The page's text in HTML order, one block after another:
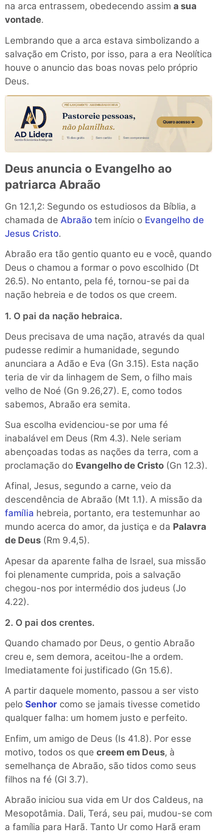
na arca entrassem, obedecendo assim a sua
vontade.
Lembrando que a arca estava simbolizando a
salvação em Cristo, por isso, para a era Neolítica
houve o anuncio das boas novas pelo próprio
Deus.
Deus anuncia o Evangelho ao
patriarca Abraão
Gn 12.1,2: Segundo os estudiosos da Bíblia, a
chamada de Abraão tem início o Evangelho de
Jesus Cristo.
Abraão era tão gentio quanto eu e você, quando
Deus o chamou a formar o povo escolhido (Dt
26.5). No entanto, pela fé, tornou-se pai da
nação hebreia e de todos os que creem.
1. O pai da nação hebraica.
Deus precisava de uma nação, através da qual
pudesse redimir a humanidade, segundo
anunciara a Adão e Eva (Gn 3.15). Esta nação
teria de vir da linhagem de Sem, o filho mais
velho de Noé (Gn 9.26,27). E, como todos
sabemos, Abraão era semita.
Sua escolha evidenciou-se por uma fé
inabalável em Deus (Rm 4.3). Nele seriam
abençoadas todas as nações da terra, com a
proclamação do Evangelho de Cristo (Gn 12.3).
Afinal, Jesus, segundo a carne, veio da
descendência de Abraão (Mt 1.1). A missão da
família hebreia, portanto, era testemunhar ao
mundo acerca do amor, da justiça e da Palavra
de Deus (Rm 9.4,5).
Apesar da aparente falha de Israel, sua missão
foi plenamente cumprida, pois a salvação
chegou-nos por intermédio dos judeus (Jo
4.22).
2. O pai dos crentes.
Quando chamado por Deus, o gentio Abraão
creu e, sem demora, aceitou-lhe a ordem.
Imediatamente foi justificado (Gn 15.6).
A partir daquele momento, passou a ser visto
pelo Senhor como se jamais tivesse cometido
qualquer falha: um homem justo e perfeito.
Enfim, um amigo de Deus (Is 41.8). Por esse
motivo, todos os que creem em Deus, à
semelhança de Abraão, são tidos como seus
filhos na fé (Gl 3.7).
Abraão iniciou sua vida em Ur dos Caldeus, na
Mesopotâmia. Dali, Terá, seu pai, mudou-se com
a família para Harã. Tanto Ur como Harã eram